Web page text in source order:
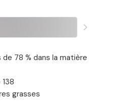
78 % dans la matière
grasses